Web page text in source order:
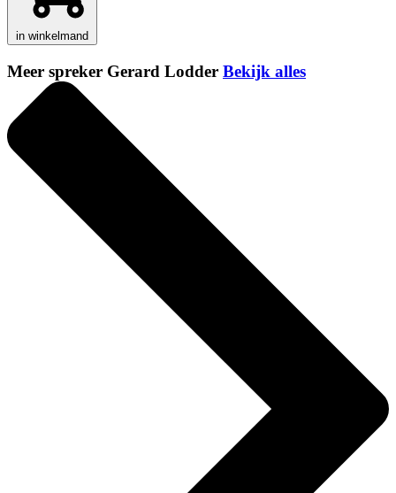
in winkelmand
Meer spreker Gerard Lodder Bekijk alles